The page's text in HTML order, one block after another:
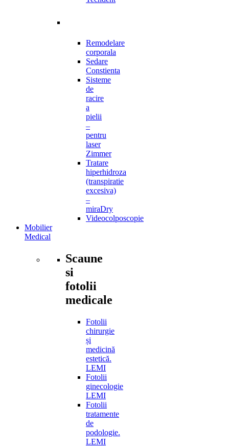
Remodelare
corporala
Sedare
Constienta
Sisteme
de
racire
a
pielii
–
pentru
laser
Zimmer
Tratare
hiperhidroza
(transpiratie
excesiva)
–
miraDry
Videocolposcopie
Mobilier
Medical
Scaune
si
fotolii
medicale
Fotolii
chirurgie
și
medicină
estetică.
LEMI
Fotolii
ginecologie
LEMI
Fotolii
tratamente
de
podologie.
LEMI